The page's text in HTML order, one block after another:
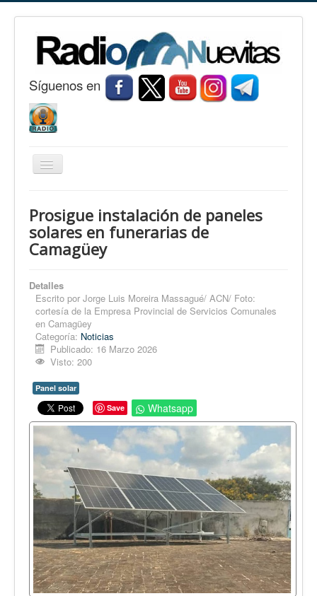
Síguenos en
Cambiar
Nuevitas
Noticias
Fotorreportaje
Opinión
En audio
Medio Ambiente
Ciencia, tecnología y curiosidades
Francés
Desempolvando la historia
Prosigue instalación de paneles
solares en funerarias de
Camagüey
Detalles
Escrito por Jorge Luis Moreira Massagué/ ACN/ Foto:
cortesía de la Empresa Provincial de Servicios Comunales
en Camagüey
Categoría: Noticias
Publicado: 16 Marzo 2026
Visto: 200
Panel solar
Save
Whatsapp